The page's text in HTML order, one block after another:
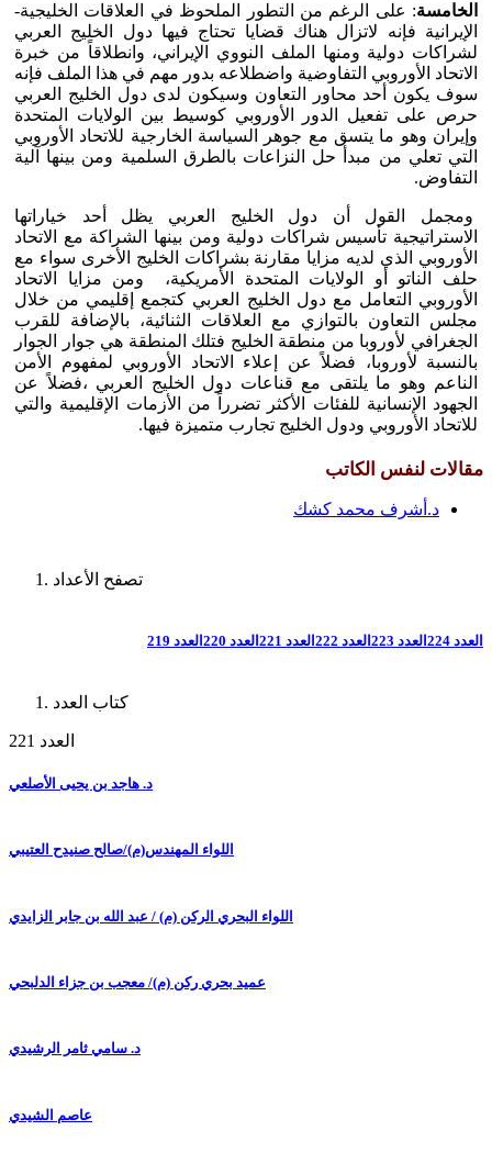
الخامسة: على الرغم من التطور الملحوظ في العلاقات الخليجية-
الإيرانية فإنه لاتزال هناك قضايا تحتاج فيها دول الخليج العربي
لشراكات دولية ومنها الملف النووي الإيراني، وانطلاقاً من خبرة
الاتحاد الأوروبي التفاوضية واضطلاعه بدور مهم في هذا الملف فإنه
سوف يكون أحد محاور التعاون وسيكون لدى دول الخليج العربي
حرص على تفعيل الدور الأوروبي كوسيط بين الولايات المتحدة
وإيران وهو ما يتسق مع جوهر السياسة الخارجية للاتحاد الأوروبي
التي تعلي من مبدأ حل النزاعات بالطرق السلمية ومن بينها آلية
التفاوض.
ومجمل القول أن دول الخليج العربي يظل أحد خياراتها
الاستراتيجية تأسيس شراكات دولية ومن بينها الشراكة مع الاتحاد
الأوروبي الذي لديه مزايا مقارنة بشراكات الخليج الأخرى سواء مع
حلف الناتو أو الولايات المتحدة الأمريكية، ومن مزايا الاتحاد
الأوروبي التعامل مع دول الخليج العربي كتجمع إقليمي من خلال
مجلس التعاون بالتوازي مع العلاقات الثنائية، بالإضافة للقرب
الجغرافي لأوروبا من منطقة الخليج فتلك المنطقة هي جوار الجوار
بالنسبة لأوروبا، فضلاً عن إعلاء الاتحاد الأوروبي لمفهوم الأمن
الناعم وهو ما يلتقى مع قناعات دول الخليج العربي ،فضلاً عن
الجهود الإنسانية للفئات الأكثر تضرراً من الأزمات الإقليمية والتي
للاتحاد الأوروبي ودول الخليج تجارب متميزة فيها.
مقالات لنفس الكاتب
د.أشرف محمد كشك
تصفح الأعداد
العدد 224 العدد 223 العدد 222 العدد 221 العدد 220 العدد 219
كتاب العدد
العدد 221
د. هاجد بن يحيى الأصلعي
اللواء المهندس(م)/صالح صنيدح العتيبي
اللواء البحري الركن (م) / عبد الله بن جابر الزايدي
عميد بحري ركن (م)/ معجب بن جزاء الدلبحي
د. سامي ثامر الرشيدي
عاصم الشيدي